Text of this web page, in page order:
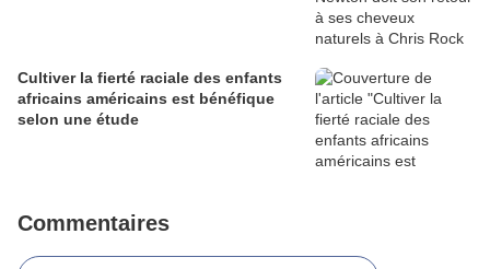
Cultiver la fierté raciale des enfants
africains américains est bénéfique
selon une étude
Commentaires